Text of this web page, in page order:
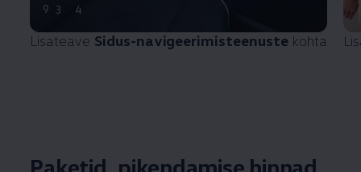
9 3 4
Lisateave Sidus-navigeerimisteenuste kohta
Paketid, pikendamise hinnad